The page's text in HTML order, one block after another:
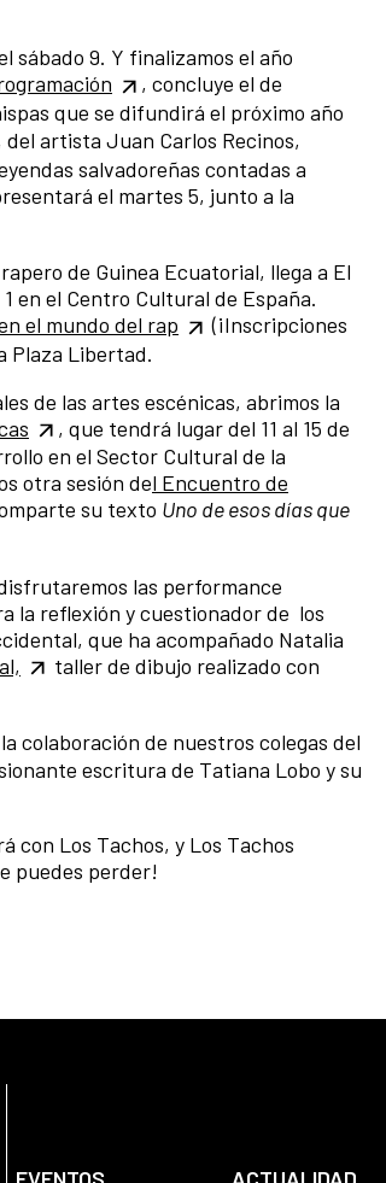
sábado 9. Y finalizamos el año
, concluye el de
que se difundirá el próximo año
del artista Juan Carlos Recinos,
salvadoreñas contadas a
el martes 5, junto a la
de Guinea Ecuatorial, llega a El
en el Centro Cultural de España.
el mundo del rap
(¡Inscripciones
Plaza Libertad.
de las artes escénicas, abrimos la
, que tendrá lugar del 11 al 15 de
en el Sector Cultural de la
otra sesión del Encuentro de
su texto Uno de esos días que
las performance
la reflexión y cuestionador de los
que ha acompañado Natalia
taller de dibujo realizado con
colaboración de nuestros colegas del
escritura de Tatiana Lobo y su
con Los Tachos, y Los Tachos
puedes perder!